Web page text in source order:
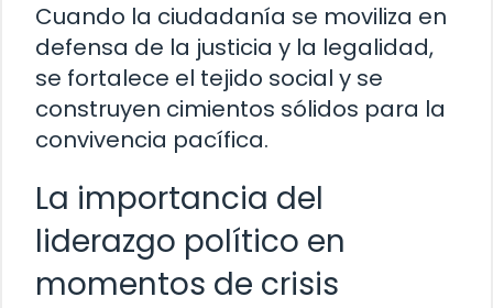
Cuando la ciudadanía se moviliza en
defensa de la justicia y la legalidad,
se fortalece el tejido social y se
construyen cimientos sólidos para la
convivencia pacífica.
La importancia del
liderazgo político en
momentos de crisis